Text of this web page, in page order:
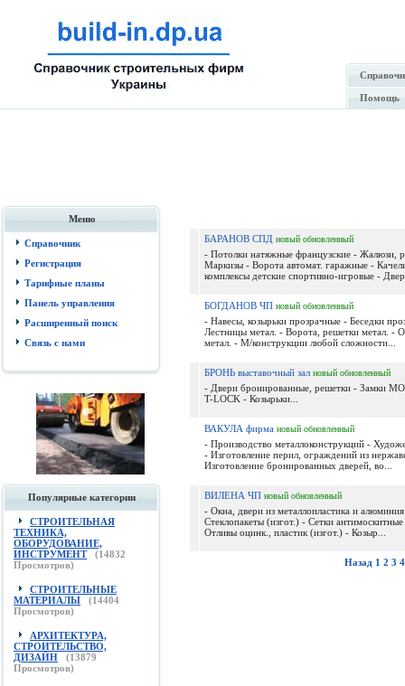
Помощь
Меню
Справочник
Регистрация
Тарифные планы
Панель управления
Расширенный поиск
Связь с нами
Популярные категории
СТРОИТЕЛЬНАЯ
ТЕХНИКА,
ОБОРУДОВАНИЕ,
ИНСТРУМЕНТ
(14832
Просмотров)
СТРОИТЕЛЬНЫЕ
МАТЕРИАЛЫ
(14404
Просмотров)
АРХИТЕКТУРА,
СТРОИТЕЛЬСТВО,
ДИЗАЙН
(13879
Просмотров)
БАРАНОВ СПД новый обновленный
- Потолки натяжные французские - Жалюзи,
Маркизы - Ворота автомат. гаражные -
комплексы детские спортивно-игровые -
БОГДАНОВ ЧП новый обновленный
- Навесы, козырьки прозрачные - Беседки
Лестницы метал. - Ворота, решетки метал. -
метал. - М/конструкции любой сложности...
БРОНЬ выставочный зал новый обновленный
- Двери бронированные, решетки - Замки
T-LOCK - Козырьки...
ВАКУЛА фирма новый обновленный
- Производство металлоконструкций -
- Изготовление перил, ограждений из
Изготовление бронированных дверей, во...
ВИЛЕНА ЧП новый обновленный
- Окна, двери из металлопластика и
Стеклопакеты (изгот.) - Сетки антимоскитные
Отливы оцинк., пластик (изгот.) - Козыр...
Назад 1 2 3 4